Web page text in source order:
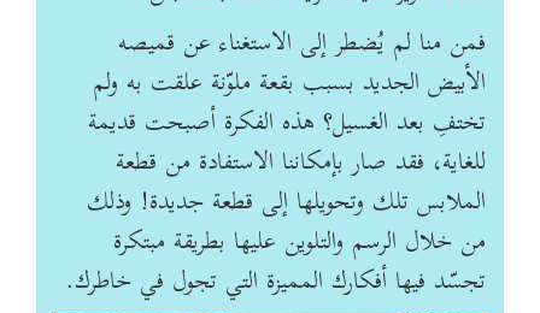
فمن منا لم يُضطر إلى الاستغناء عن قميصه
الأبيض الجديد بسبب بقعة ملوّنة علقت به ولم
تختفِ بعد الغسيل؟ هذه الفكرة أصبحت قديمة
للغاية، فقد صار بإمكاننا الاستفادة من قطعة
الملابس تلك وتحويلها إلى قطعة جديدة! وذلك
من خلال الرسم والتلوين عليها بطريقة مبتكرة
تجسّد فيها أفكارك المميزة التي تجول في خاطرك.